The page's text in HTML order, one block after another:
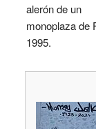
alerón de un
monoplaza de
1995.